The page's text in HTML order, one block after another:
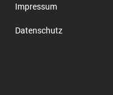
Impressum
Datenschutz